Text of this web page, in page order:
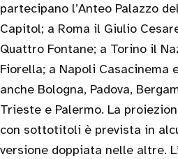
partecipano l’Anteo Palazzo
Capitol; a Roma il Giulio
Quattro Fontane; a Torino il
Fiorella; a Napoli Casacinema
anche Bologna, Padova,
Trieste e Palermo. La
con sottotitoli è prevista in
versione doppiata nelle altre.